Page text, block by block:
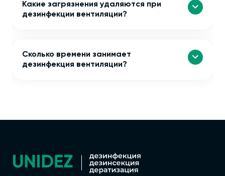
Какие загрязнения удаляются при
дезинфекции вентиляции?
Сколько времени занимает
дезинфекция вентиляции?